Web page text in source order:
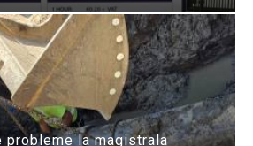
probleme la magistrala